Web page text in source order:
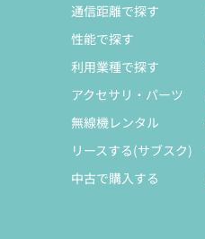
通信距離で探す
性能で探す
利用業種で探す
アクセサリ・パーツ
無線機レンタル
リースする(サブスク)
中古で購入する